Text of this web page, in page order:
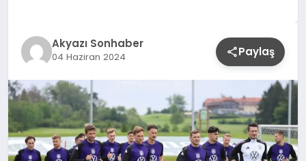
SPOR
TEKNOLOJI
YAŞAM
Akyazı Sonhaber
04 Haziran 2024 Paylaş